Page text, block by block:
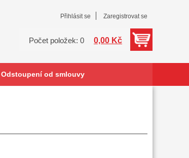
Přihlásit se Zaregistrovat se
Počet položek: 0 0,00 Kč
Odstoupení od smlouvy